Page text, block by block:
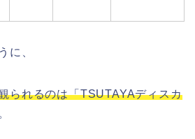
に、
られるのは「TSUTAYAディスカ